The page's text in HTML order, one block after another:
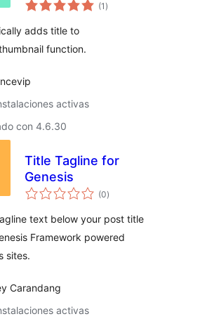
(1de
)
adds title to
function.
activas
con 4.6.30
Title Tagline for
Genesis
(0total
de
)
text below your post title
Framework powered
sites.
Carandang
activas